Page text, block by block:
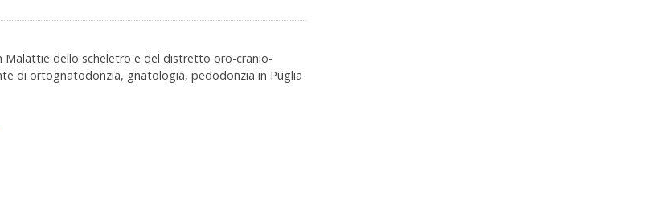
Malattie dello scheletro e del distretto oro-cranio-
di ortognatodonzia, gnatologia, pedodonzia in Puglia